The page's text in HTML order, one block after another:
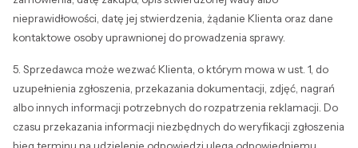
nieprawidłowości, datę jej stwierdzenia, żądanie Klienta oraz dane
kontaktowe osoby uprawnionej do prowadzenia sprawy.
5. Sprzedawca może wezwać Klienta, o którym mowa w ust. 1, do
uzupełnienia zgłoszenia, przekazania dokumentacji, zdjęć, nagrań
albo innych informacji potrzebnych do rozpatrzenia reklamacji. Do
czasu przekazania informacji niezbędnych do weryfikacji zgłoszenia
bieg terminu na udzielenie odpowiedzi ulega odpowiedniemu